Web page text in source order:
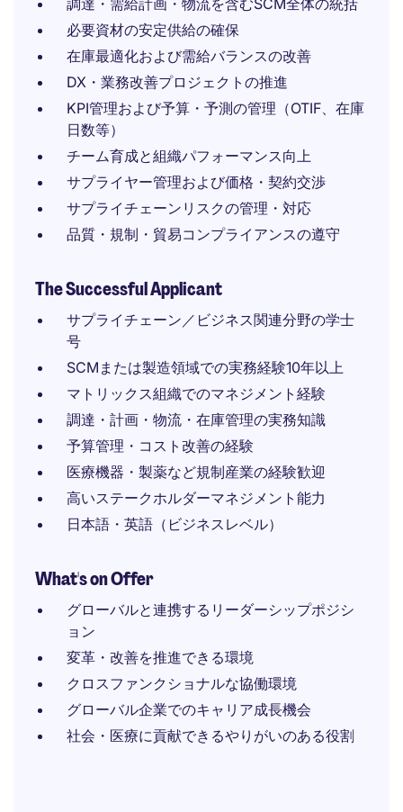
調達・需給計画・物流を含むSCM全体の統括
必要資材の安定供給の確保
在庫最適化および需給バランスの改善
DX・業務改善プロジェクトの推進
KPI管理および予算・予測の管理（OTIF、在庫
日数等）
チーム育成と組織パフォーマンス向上
サプライヤー管理および価格・契約交渉
サプライチェーンリスクの管理・対応
品質・規制・貿易コンプライアンスの遵守
The Successful Applicant
サプライチェーン／ビジネス関連分野の学士
号
SCMまたは製造領域での実務経験10年以上
マトリックス組織でのマネジメント経験
調達・計画・物流・在庫管理の実務知識
予算管理・コスト改善の経験
医療機器・製薬など規制産業の経験歓迎
高いステークホルダーマネジメント能力
日本語・英語（ビジネスレベル）
What's on Offer
グローバルと連携するリーダーシップポジシ
ョン
変革・改善を推進できる環境
クロスファンクショナルな協働環境
グローバル企業でのキャリア成長機会
社会・医療に貢献できるやりがいのある役割